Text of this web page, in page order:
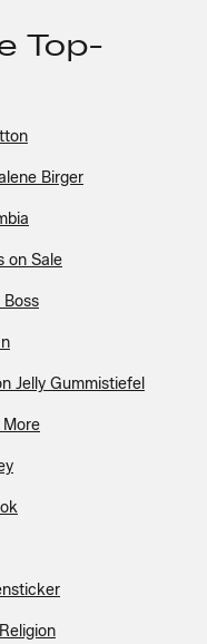
Top-
Birger
on Sale
Boss
Jelly Gummistiefel
More